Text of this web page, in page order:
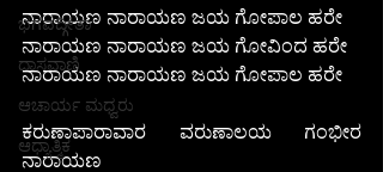
ಭಗವದ್ಗೀತಾ
ದಾಸವಾಣಿ
ಆಚಾರ್ಯ ಮಧ್ವರು
ಆಧ್ಯಾತ್ಮಿಕ
ನಾರಾಯಣ ನಾರಾಯಣ ಜಯ ಗೋಪಾಲ ಹರೇ
ನಾರಾಯಣ ನಾರಾಯಣ ಜಯ ಗೋವಿಂದ ಹರೇ
ನಾರಾಯಣ ನಾರಾಯಣ ಜಯ ಗೋಪಾಲ ಹರೇ
ಕರುಣಾಪಾರಾವಾರ ವರುಣಾಲಯ ಗಂಭೀರ
ನಾರಾಯಣ